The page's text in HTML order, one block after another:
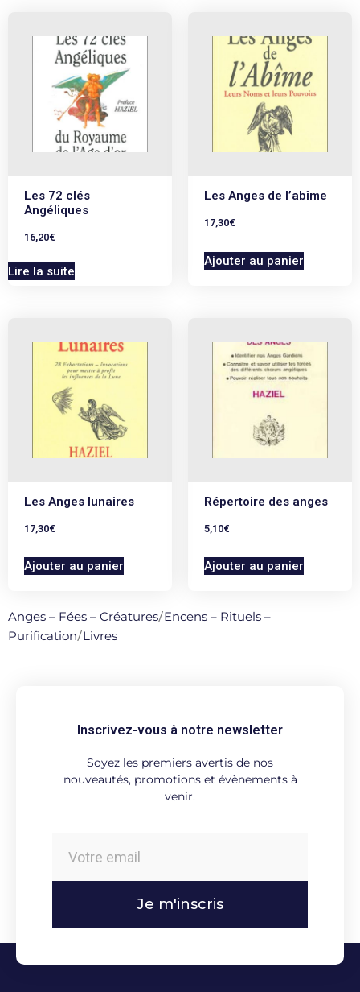
Les 72 clés
Angéliques
16,20€
Lire la suite
Les Anges de l’abîme
17,30€
Ajouter au panier
Les Anges lunaires
17,30€
Ajouter au panier
Répertoire des anges
5,10€
Ajouter au panier
Anges – Fées – Créatures/Encens – Rituels –
Purification/Livres
Inscrivez-vous à notre newsletter
Soyez les premiers avertis de nos
nouveautés, promotions et évènements à
venir.
Je m'inscris